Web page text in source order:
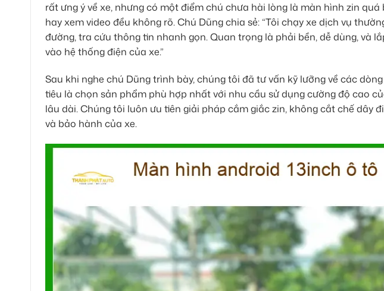
rất ưng ý về xe, nhưng có một điểm chú chưa hài lòng là màn hình zin
hay xem video đều không rõ. Chú Dũng chia sẻ: “Tôi chạy xe dịch vụ
đường, tra cứu thông tin nhanh gọn. Quan trọng là phải bền, dễ dùng, và
vào hệ thống điện của xe.”
Sau khi nghe chú Dũng trình bày, chúng tôi đã tư vấn kỹ lưỡng về các
tiêu là chọn sản phẩm phù hợp nhất với nhu cầu sử dụng cường độ cao
lâu dài. Chúng tôi luôn ưu tiên giải pháp cắm giắc zin, không cắt chế dây
và bảo hành của xe.